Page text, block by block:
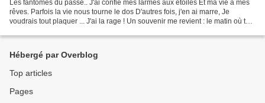
Les fantômes du passé.. J'ai confié mes larmes aux étoiles Et ma vie à mes
rêves. Parfois la vie nous tourne le dos D'autres fois, j'en ai marre, Je
voudrais tout plaquer ... J'ai la rage ! Un souvenir me revient : le matin où tu
Hébergé par Overblog
Top articles
Pages